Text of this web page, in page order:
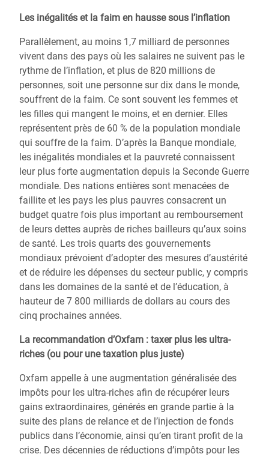
Les inégalités et la faim en hausse sous l’inflation
Parallèlement, au moins 1,7 milliard de personnes
vivent dans des pays où les salaires ne suivent pas le
rythme de l’inflation, et plus de 820 millions de
personnes, soit une personne sur dix dans le monde,
souffrent de la faim. Ce sont souvent les femmes et
les filles qui mangent le moins, et en dernier. Elles
représentent près de 60 % de la population mondiale
qui souffre de la faim. D’après la Banque mondiale,
les inégalités mondiales et la pauvreté connaissent
leur plus forte augmentation depuis la Seconde Guerre
mondiale. Des nations entières sont menacées de
faillite et les pays les plus pauvres consacrent un
budget quatre fois plus important au remboursement
de leurs dettes auprès de riches bailleurs qu’aux soins
de santé. Les trois quarts des gouvernements
mondiaux prévoient d’adopter des mesures d’austérité
et de réduire les dépenses du secteur public, y compris
dans les domaines de la santé et de l’éducation, à
hauteur de 7 800 milliards de dollars au cours des
cinq prochaines années.
La recommandation d’Oxfam : taxer plus les ultra-
riches (ou pour une taxation plus juste)
Oxfam appelle à une augmentation généralisée des
impôts pour les ultra-riches afin de récupérer leurs
gains extraordinaires, générés en grande partie à la
suite des plans de relance et de l’injection de fonds
publics dans l’économie, ainsi qu’en tirant profit de la
crise. Des décennies de réductions d’impôts pour les